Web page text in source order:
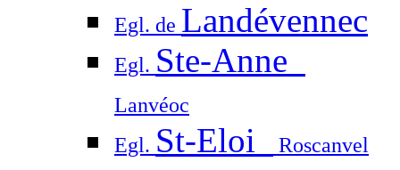
Egl. de Landévennec
Egl. Ste-Anne
Lanvéoc
Egl. St-Eloi
Roscanvel